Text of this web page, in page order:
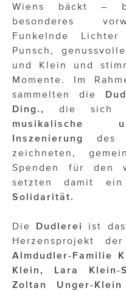
Wiens bäckt –
besonderes
Funkelnde
Punsch,
und Klein und
Momente. Im
sammelten die
Ding.,die
musikalische
Inszenierung
des
zeichneten,
Spenden für den
setzten damit
Solidarität.
Die Dudlerei
ist
Herzensprojekt
Almdudler-Familie
Klein, Lara Klein-
Zoltan Unger-